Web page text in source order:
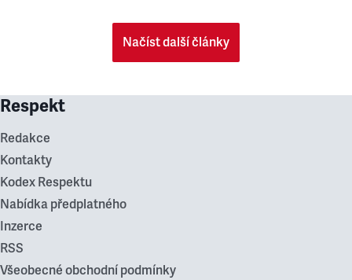
Načíst další články
Respekt
Redakce
Kontakty
Kodex Respektu
Nabídka předplatného
Inzerce
RSS
Všeobecné obchodní podmínky